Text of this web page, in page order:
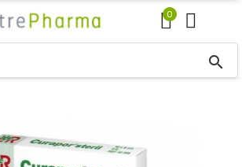
0
search